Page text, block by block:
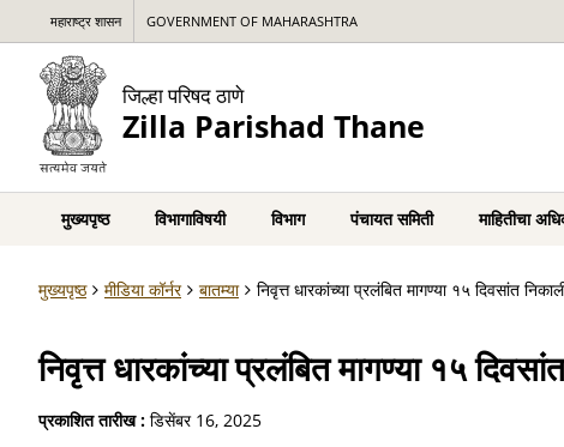
महाराष्ट्र शासन GOVERNMENT OF MAHARASHTRA
जिल्हा परिषद ठाणे
Zilla Parishad Thane
मुख्यपृष्ठ विभागाविषयी विभाग पंचायत समिती माहितीचा
मुख्यपृष्ठ मीडिया कॉर्नर बातम्या निवृत्त धारकांच्या प्रलंबित मागण्या १५ दिवसांत
निवृत्त धारकांच्या प्रलंबित मागण्या १५
प्रकाशित तारीख : डिसेंबर 16, 2025